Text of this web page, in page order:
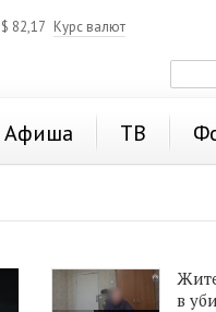
$ 82,17 Курс валют
Афиша ТВ
в